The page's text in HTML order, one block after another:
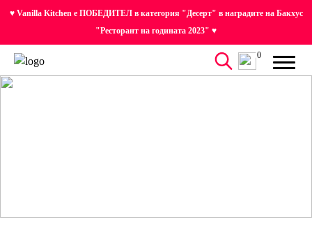
♥ Vanilla Kitchen е ПОБЕДИТЕЛ в категория "Десерт" в наградите на Бакхус
"Ресторант на годината 2023" ♥
0